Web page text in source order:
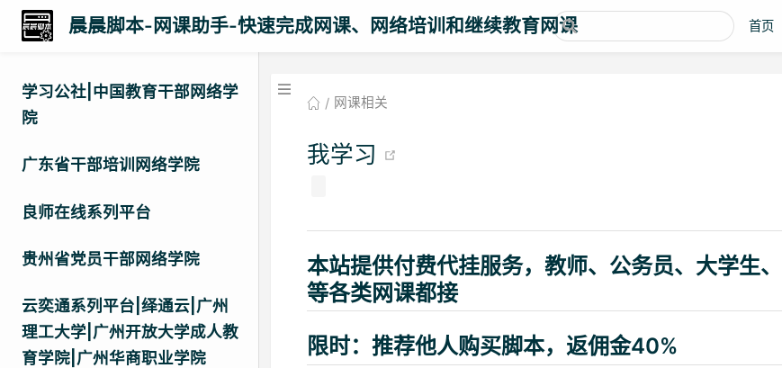
晨晨脚本-网课助手-快速完成网课、网络培训和继续教育网课 首页
学习公社|中国教育干部网络学
院
广东省干部培训网络学院
良师在线系列平台
贵州省党员干部网络学院
云奕通系列平台|绎通云|广州
理工大学|广州开放大学成人教
育学院|广州华商职业学院
网课相关
我学习
本站提供付费代挂服务，教师、公务员、大学生
等各类网课都接
限时：推荐他人购买脚本，返佣金40%